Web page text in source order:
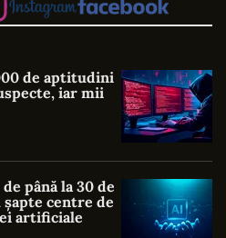
de aptitudini
iar mii
până la 30 de
centre de
artificiale